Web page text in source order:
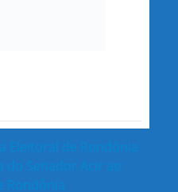
Eleitoral de Rondônia
do Senador Acir ao
Rondônia